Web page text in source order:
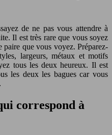
de ne pas vous attendre à
Il est très rare que vous soyez
paire que vous voyez. Préparez-
largeurs, métaux et motifs
tous les deux heureux. Il est
les deux les bagues car vous
correspond à